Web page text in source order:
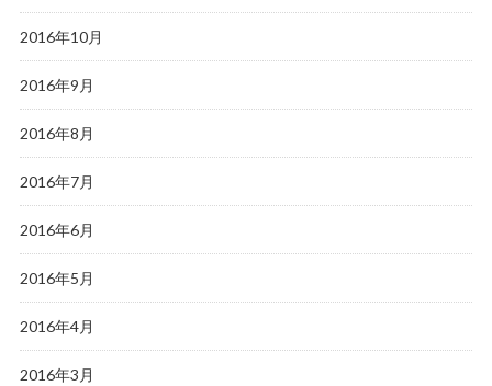
2016年10月
2016年9月
2016年8月
2016年7月
2016年6月
2016年5月
2016年4月
2016年3月